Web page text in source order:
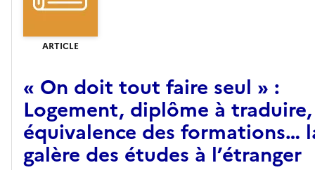
ARTICLE
« On doit tout faire seul » :
Logement, diplôme à traduire,
équivalence des formations…
galère des études à l’étranger